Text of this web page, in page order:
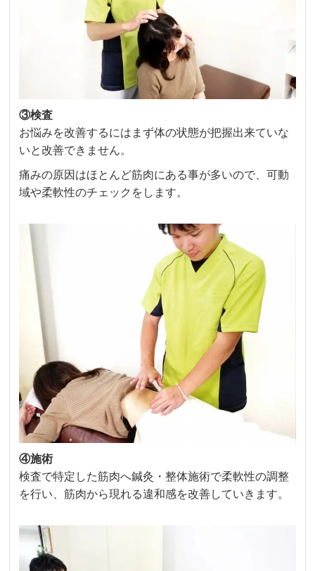
③検査
お悩みを改善するにはまず体の状態が把握出来ていな
いと改善できません。
痛みの原因はほとんど筋肉にある事が多いので、可動
域や柔軟性のチェックをします。
④施術
検査で特定した筋肉へ鍼灸・整体施術で柔軟性の調整
を行い、筋肉から現れる違和感を改善していきます。